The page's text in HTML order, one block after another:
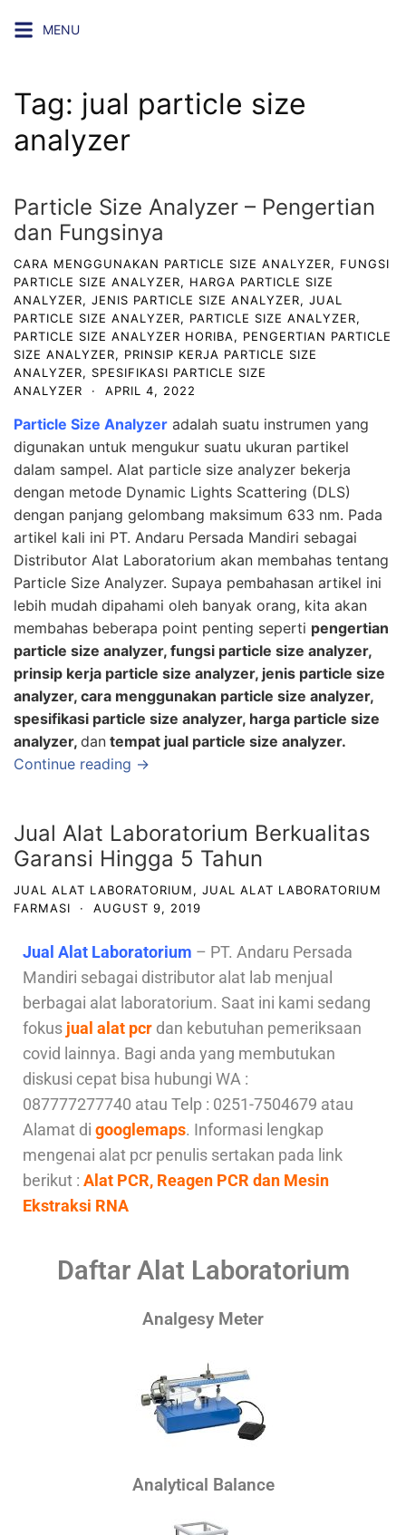
MENU
Tag: jual particle size
analyzer
Particle Size Analyzer – Pengertian
dan Fungsinya
CARA MENGGUNAKAN PARTICLE SIZE ANALYZER, FUNGSI
PARTICLE SIZE ANALYZER, HARGA PARTICLE SIZE
ANALYZER, JENIS PARTICLE SIZE ANALYZER, JUAL
PARTICLE SIZE ANALYZER, PARTICLE SIZE ANALYZER,
PARTICLE SIZE ANALYZER HORIBA, PENGERTIAN PARTICLE
SIZE ANALYZER, PRINSIP KERJA PARTICLE SIZE
ANALYZER, SPESIFIKASI PARTICLE SIZE
ANALYZER
· APRIL 4, 2022
Particle Size Analyzer adalah suatu instrumen yang
digunakan untuk mengukur suatu ukuran partikel
dalam sampel. Alat particle size analyzer bekerja
dengan metode Dynamic Lights Scattering (DLS)
dengan panjang gelombang maksimum 633 nm. Pada
artikel kali ini PT. Andaru Persada Mandiri sebagai
Distributor Alat Laboratorium akan membahas tentang
Particle Size Analyzer. Supaya pembahasan artikel ini
lebih mudah dipahami oleh banyak orang, kita akan
membahas beberapa point penting seperti pengertian
particle size analyzer, fungsi particle size analyzer,
prinsip kerja particle size analyzer, jenis particle size
analyzer, cara menggunakan particle size analyzer,
spesifikasi particle size analyzer, harga particle size
analyzer, dan tempat jual particle size analyzer.
Continue reading →
Jual Alat Laboratorium Berkualitas
Garansi Hingga 5 Tahun
JUAL ALAT LABORATORIUM, JUAL ALAT LABORATORIUM
FARMASI
· AUGUST 9, 2019
Jual Alat Laboratorium – PT. Andaru Persada
Mandiri sebagai distributor alat lab menjual
berbagai alat laboratorium. Saat ini kami sedang
fokus jual alat pcr dan kebutuhan pemeriksaan
covid lainnya. Bagi anda yang membutukan
diskusi cepat bisa hubungi WA :
087777277740 atau Telp : 0251-7504679 atau
Alamat di googlemaps. Informasi lengkap
mengenai alat pcr penulis sertakan pada link
berikut : Alat PCR, Reagen PCR dan Mesin
Ekstraksi RNA
Daftar Alat Laboratorium
Analgesy Meter
Analytical Balance